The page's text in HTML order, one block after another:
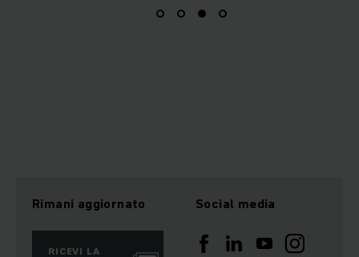
Rimani aggiornato
RICEVI LA
Social media